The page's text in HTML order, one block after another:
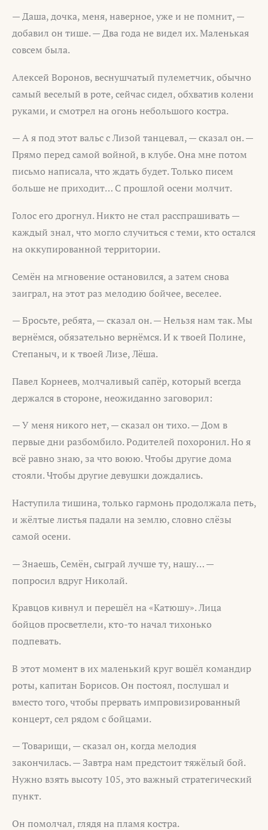
— Даша, дочка, меня, наверное, уже и не помнит, —
добавил он тише. — Два года не видел их. Маленькая
совсем была.
Алексей Воронов, веснушчатый пулеметчик, обычно
самый веселый в роте, сейчас сидел, обхватив колени
руками, и смотрел на огонь небольшого костра.
— А я под этот вальс с Лизой танцевал, — сказал он. —
Прямо перед самой войной, в клубе. Она мне потом
письмо написала, что ждать будет. Только писем
больше не приходит… С прошлой осени молчит.
Голос его дрогнул. Никто не стал расспрашивать —
каждый знал, что могло случиться с теми, кто остался
на оккупированной территории.
Семён на мгновение остановился, а затем снова
заиграл, на этот раз мелодию бойчее, веселее.
— Бросьте, ребята, — сказал он. — Нельзя нам так. Мы
вернёмся, обязательно вернёмся. И к твоей Полине,
Степаныч, и к твоей Лизе, Лёша.
Павел Корнеев, молчаливый сапёр, который всегда
держался в стороне, неожиданно заговорил:
— У меня никого нет, — сказал он тихо. — Дом в
первые дни разбомбило. Родителей похоронил. Но я
всё равно знаю, за что воюю. Чтобы другие дома
стояли. Чтобы другие девушки дождались.
Наступила тишина, только гармонь продолжала петь,
и жёлтые листья падали на землю, словно слёзы
самой осени.
— Знаешь, Семён, сыграй лучше ту, нашу… —
попросил вдруг Николай.
Кравцов кивнул и перешёл на «Катюшу». Лица
бойцов просветлели, кто-то начал тихонько
подпевать.
В этот момент в их маленький круг вошёл командир
роты, капитан Борисов. Он постоял, послушал и
вместо того, чтобы прервать импровизированный
концерт, сел рядом с бойцами.
— Товарищи, — сказал он, когда мелодия
закончилась. — Завтра нам предстоит тяжёлый бой.
Нужно взять высоту 105, это важный стратегический
пункт.
Он помолчал, глядя на пламя костра.